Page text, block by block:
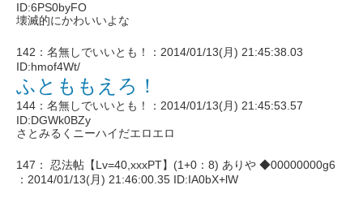
ID:6PS0byFO
壊滅的にかわいいよな
142：名無しでいいとも！：2014/01/13(月) 21:45:38.03
ID:hmof4Wt/
ふとももえろ！
144：名無しでいいとも！：2014/01/13(月) 21:45:53.57
ID:DGWk0BZy
さとみるくニーハイだエロエロ
147： 忍法帖【Lv=40,xxxPT】(1+0：8) ありや ◆00000000g6
：2014/01/13(月) 21:46:00.35 ID:IA0bX+lW